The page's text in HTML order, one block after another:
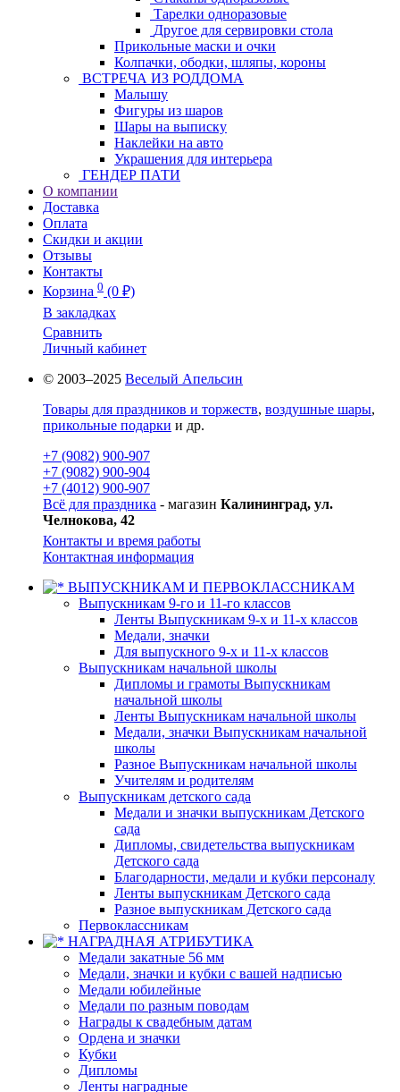
Тарелки одноразовые
Другое для сервировки стола
Прикольные маски и очки
Колпачки, ободки, шляпы, короны
ВСТРЕЧА ИЗ РОДДОМА
Малышу
Фигуры из шаров
Шары на выписку
Наклейки на авто
Украшения для интерьера
ГЕНДЕР ПАТИ
О компании
Доставка
Оплата
Скидки и акции
Отзывы
Контакты
Корзина 0 (0 ₽)
В закладках
Сравнить
Личный кабинет
© 2003–2025 Веселый Апельсин
Товары для праздников и торжеств, воздушные шары,
прикольные подарки и др.
+7 (9082) 900-907
+7 (9082) 900-904
+7 (4012) 900-907
Всё для праздника - магазин Калининград, ул.
Челнокова, 42
Контакты и время работы
Контактная информация
ВЫПУСКНИКАМ И ПЕРВОКЛАССНИКАМ
Выпускникам 9-го и 11-го классов
Ленты Выпускникам 9-х и 11-х классов
Медали, значки
Для выпускного 9-х и 11-х классов
Выпускникам начальной школы
Дипломы и грамоты Выпускникам
начальной школы
Ленты Выпускникам начальной школы
Медали, значки Выпускникам начальной
школы
Разное Выпускникам начальной школы
Учителям и родителям
Выпускникам детского сада
Медали и значки выпускникам Детского
сада
Дипломы, свидетельства выпускникам
Детского сада
Благодарности, медали и кубки персоналу
Ленты выпускникам Детского сада
Разное выпускникам Детского сада
Первоклассникам
НАГРАДНАЯ АТРИБУТИКА
Медали закатные 56 мм
Медали, значки и кубки с вашей надписью
Медали юбилейные
Медали по разным поводам
Награды к свадебным датам
Ордена и значки
Кубки
Дипломы
Ленты наградные